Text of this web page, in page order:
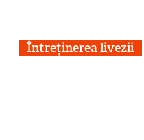
Întreținerea livezii